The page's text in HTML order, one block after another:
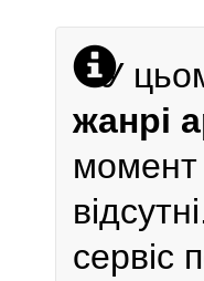
У
жанрі
момент
сервіс